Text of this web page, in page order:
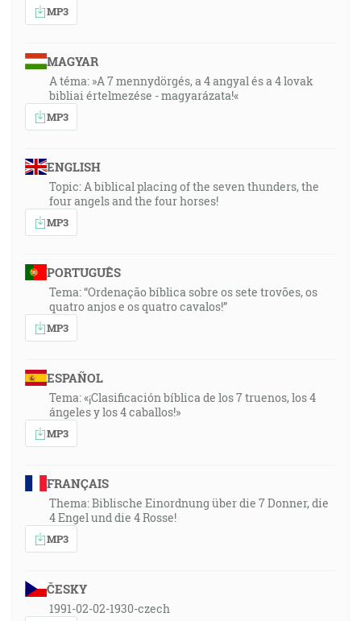
MP3
MAGYAR
A téma: »A 7 mennydörgés, a 4 angyal és a 4 lovak
bibliai értelmezése - magyarázata!«
MP3
ENGLISH
Topic: A biblical placing of the seven thunders, the
four angels and the four horses!
MP3
PORTUGUÊS
Tema: “Ordenação bíblica sobre os sete trovões, os
quatro anjos e os quatro cavalos!”
MP3
ESPAÑOL
Tema: «¡Clasificación bíblica de los 7 truenos, los 4
ángeles y los 4 caballos!»
MP3
FRANÇAIS
Thema: Biblische Einordnung über die 7 Donner, die
4 Engel und die 4 Rosse!
MP3
ČESKY
1991-02-02-1930-czech